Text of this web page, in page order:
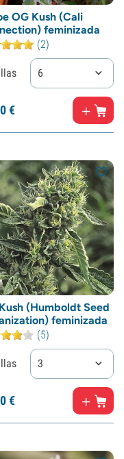
OG Kush (Cali
feminizada
(2)
6
€
(Humboldt Seed
feminizada
(5)
3
€